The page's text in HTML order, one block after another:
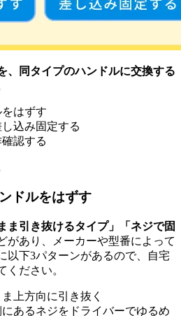
、同タイプのハンドルに交換する
はずす
込み固定する
認する
ドルをはずす
ま引き抜けるタイプ」「ネジで固
があり、メーカーや型番によって
以下3パターンがあるので、自宅
ください。
上方向に引き抜く
あるネジをドライバーでゆるめ